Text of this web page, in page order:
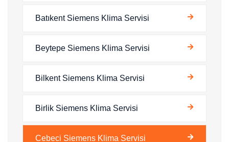
Batıkent Siemens Klima Servisi
Beytepe Siemens Klima Servisi
Bilkent Siemens Klima Servisi
Birlik Siemens Klima Servisi
Cebeci Siemens Klima Servisi